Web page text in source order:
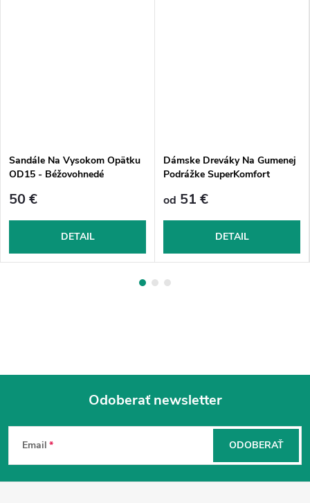
Sandále Na Vysokom Opätku
OD15 - Béžovohnedé
50 €
DETAIL
Dámske Dreváky Na Gumenej
Podrážke SuperKomfort
od 51 €
DETAIL
Z
p
ä
Odoberať newsletter
Email ODOBERAŤ